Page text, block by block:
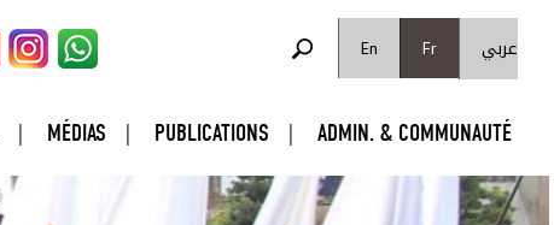
En
Fr عربي FORMULAIRE DE RECHERCHE
MÉDIAS PUBLICATIONS ADMIN. & COMMUNAUTÉ